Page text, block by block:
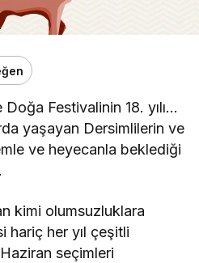
Festivalinin 18. yılı…
yaşayan Dersimlilerin ve
ve heyecanla beklediği
kimi olumsuzluklara
hariç her yıl çeşitli
seçimleri